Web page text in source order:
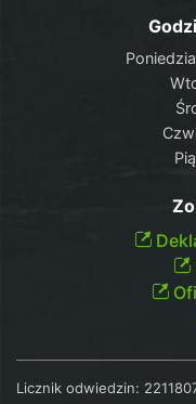
Licznik odwiedzin: